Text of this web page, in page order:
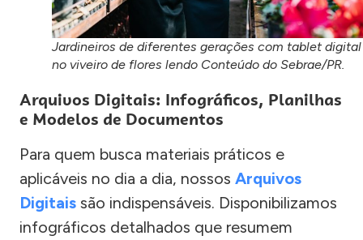
Jardineiros de diferentes gerações com tablet digital
no viveiro de flores lendo Conteúdo do Sebrae/PR.
Arquivos Digitais: Infográficos, Planilhas
e Modelos de Documentos
Para quem busca materiais práticos e
aplicáveis no dia a dia, nossos Arquivos
Digitais são indispensáveis. Disponibilizamos
infográficos detalhados que resumem